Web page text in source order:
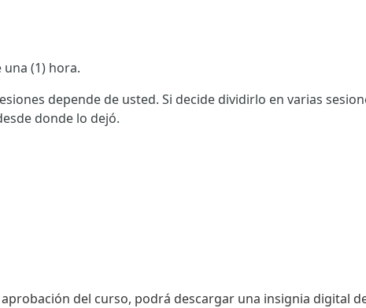
(1) hora.
depende de usted. Si decide dividirlo en varias
donde lo dejó.
del curso, podrá descargar una insignia digital